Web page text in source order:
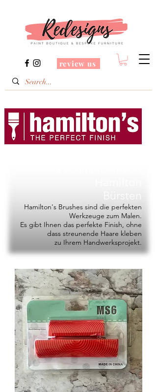
review us
Hamilton's Brushes sind die perfekten
Werkzeuge zum Malen.
Es gibt Ihnen das perfekte Finish, ohne
dass streunende Haare kleben
zu Ihrem Handwerksprojekt.